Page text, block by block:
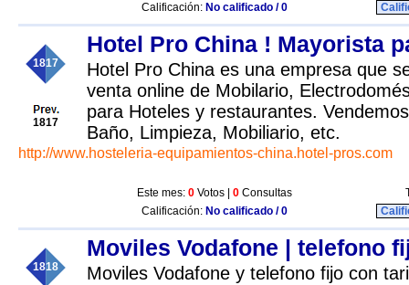
Calificación: No calificado / 0
1817
1817
Hotel Pro China ! Mayorista
Hotel Pro China es una empresa que
venta online de Mobilario,
para Hoteles y restaurantes.
Baño, Limpieza, Mobiliario, etc.
http://www.hosteleria-equipamientos-china.hotel-pros.com
Este mes: 0 Votos | 0 Consultas
Calificación: No calificado / 0
1818
Moviles Vodafone | telefono
Moviles Vodafone y telefono fijo con